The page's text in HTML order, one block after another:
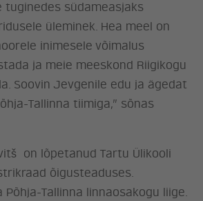
tuginedes südameasjaks
üleminek. Hea meel on
inimesele võimalus
ja meie meeskond Riigikogu
Soovin Jevgenile edu ja ägedat
Tallinna tiimiga,” sõnas
on lõpetanud Tartu Ülikooli
õigusteaduses.
Põhja-Tallinna linnaosakogu liige.